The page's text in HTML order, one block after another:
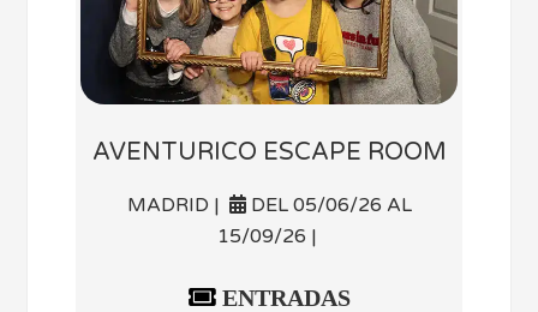
AVENTURICO ESCAPE ROOM
MADRID |
DEL 05/06/26 AL
15/09/26 |
ENTRADAS